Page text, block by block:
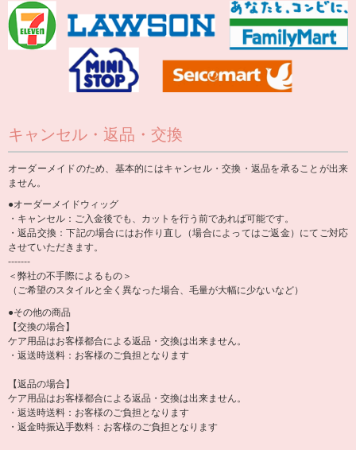
キャンセル・返品・交換
オーダーメイドのため、基本的にはキャンセル・交換・返品を承ることが出来
ません。
●オーダーメイドウィッグ
・キャンセル：ご入金後でも、カットを行う前であれば可能です。
・返品交換：下記の場合にはお作り直し（場合によってはご返金）にてご対応
させていただきます。
-------
＜弊社の不手際によるもの＞
（ご希望のスタイルと全く異なった場合、毛量が大幅に少ないなど）
●その他の商品
【交換の場合】
ケア用品はお客様都合による返品・交換は出来ません。
・返送時送料：お客様のご負担となります
【返品の場合】
ケア用品はお客様都合による返品・交換は出来ません。
・返送時送料：お客様のご負担となります
・返金時振込手数料：お客様のご負担となります